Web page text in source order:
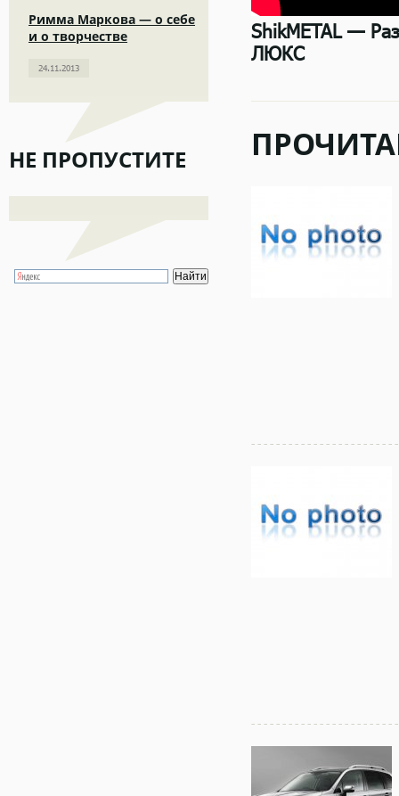
Римма Маркова — о себе
и о творчестве
24.11.2013
НЕ ПРОПУСТИТЕ
ShikMETAL —
ЛЮКС